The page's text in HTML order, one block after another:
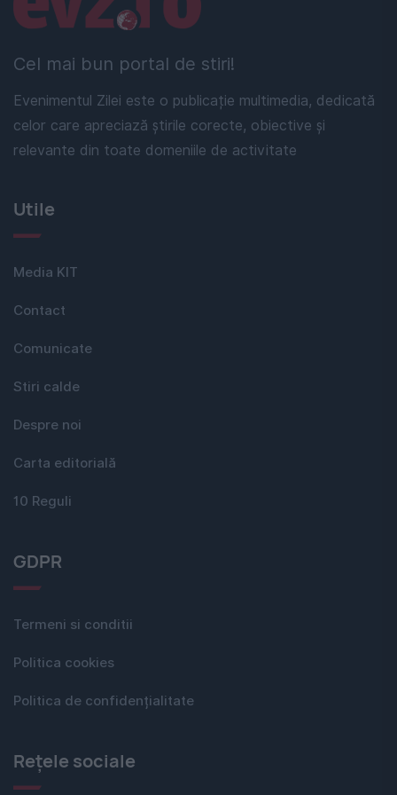
Cel mai bun portal de stiri!
Evenimentul Zilei este o publicație multimedia, dedicată
celor care apreciază știrile corecte, obiective și
relevante din toate domeniile de activitate
Utile
Media KIT
Contact
Comunicate
Stiri calde
Despre noi
Carta editorială
10 Reguli
GDPR
Termeni si conditii
Politica cookies
Politica de confidențialitate
Rețele sociale